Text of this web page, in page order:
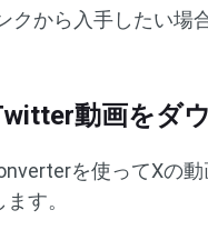
クから入手したい場
動画をダ
を使ってXの
す。